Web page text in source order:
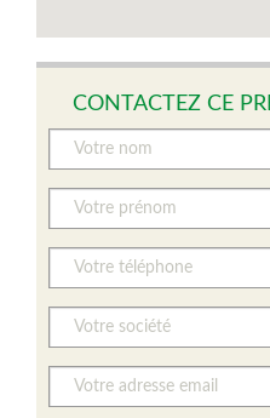
CONTACTEZ CE